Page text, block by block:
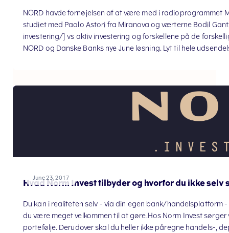
NORD havde fornøjelsen af at være med i
studiet med Paolo Astori fra Miranova og værterne Bodil
investering/] vs aktiv investering og forskellene på de
NORD og Danske Banks nye June løsning. Lyt til hele
June 23, 2017
Hvad Norm Invest tilbyder og hvorfor du ikke
Du kan i realiteten selv - via din egen bank/handelsplatform
du være meget velkommen til at gøre.Hos Norm Invest
portefølje. Derudover skal du heller ikke påregne handels-,